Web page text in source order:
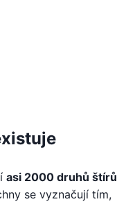
asi 2000 druhů štírů
se vyznačují tím,